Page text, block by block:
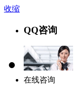
收缩
QQ咨询
在线咨询